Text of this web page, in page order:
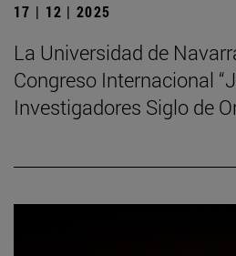
17 | 12 | 2025
La Universidad de
Congreso Internacional
Investigadores Siglo de